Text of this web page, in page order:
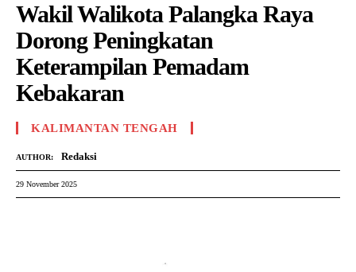
Wakil Walikota Palangka Raya
Dorong Peningkatan
Keterampilan Pemadam
Kebakaran
KALIMANTAN TENGAH
AUTHOR: Redaksi
29 November 2025